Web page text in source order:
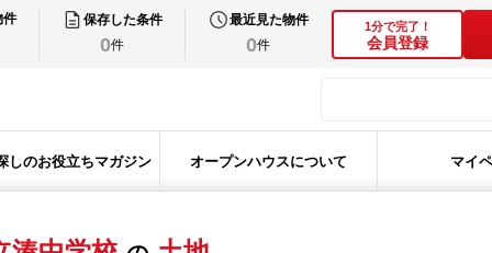
件 保存した条件
0件
最近見た物件
0件
1分で完了！
会員登録
しのお役立ちマガジン オープンハウスについて マイ